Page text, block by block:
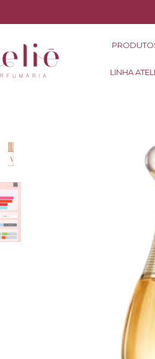
LINHA